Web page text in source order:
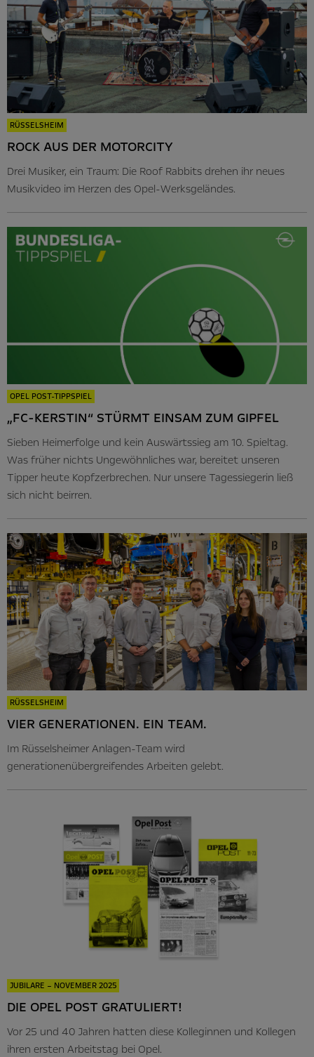
RÜSSELSHEIM
ROCK AUS DER MOTORCITY
Drei Musiker, ein Traum: Die Roof Rabbits drehen ihr neues
Musikvideo im Herzen des Opel-Werksgeländes.
OPEL POST-TIPPSPIEL
„FC-KERSTIN“ STÜRMT EINSAM ZUM GIPFEL
Sieben Heimerfolge und kein Auswärtssieg am 10. Spieltag.
Was früher nichts Ungewöhnliches war, bereitet unseren
Tipper heute Kopfzerbrechen. Nur unsere Tagessiegerin ließ
sich nicht beirren.
RÜSSELSHEIM
VIER GENERATIONEN. EIN TEAM.
Im Rüsselsheimer Anlagen-Team wird
generationenübergreifendes Arbeiten gelebt.
JUBILARE – NOVEMBER 2025
DIE OPEL POST GRATULIERT!
Vor 25 und 40 Jahren hatten diese Kolleginnen und Kollegen
ihren ersten Arbeitstag bei Opel.